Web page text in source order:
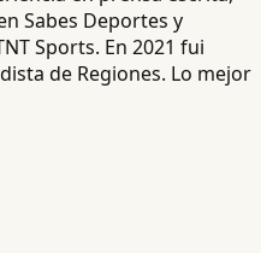
Sabes Deportes y
Sports. En 2021 fui
de Regiones. Lo mejor